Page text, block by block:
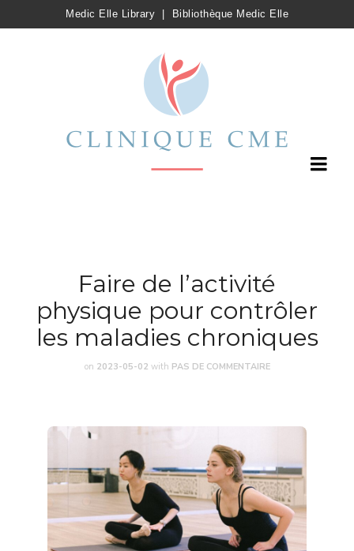
Medic Elle Library Bibliothèque Medic Elle
Faire de l’activité
physique pour contrôler
les maladies chroniques
on 2023-05-02 with PAS DE COMMENTAIRE